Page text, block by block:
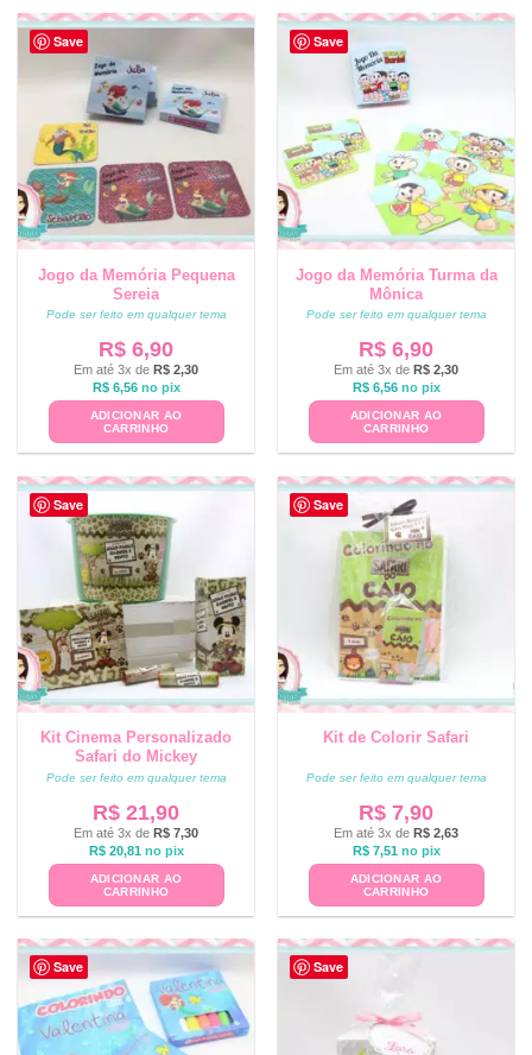
Save
Jogo da Memória Pequena
Sereia
Pode ser feito em qualquer tema
R$ 6,90
Em até 3x de R$ 2,30
R$6,56 no pix
ADICIONAR AO
CARRINHO
Save
Jogo da Memória Turma da
Mônica
Pode ser feito em qualquer tema
R$ 6,90
Em até 3x de R$ 2,30
R$6,56 no pix
ADICIONAR AO
CARRINHO
Save
Kit Cinema Personalizado
Safari do Mickey
Pode ser feito em qualquer tema
R$ 21,90
Em até 3x de R$ 7,30
R$20,81 no pix
ADICIONAR AO
CARRINHO
Save
Kit de Colorir Safari
Pode ser feito em qualquer tema
R$ 7,90
Em até 3x de R$ 2,63
R$7,51 no pix
ADICIONAR AO
CARRINHO
Save Save